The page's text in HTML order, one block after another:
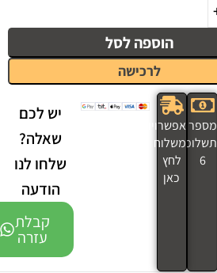
הוספה לסל
לרכישה
מספר
תשלומים
6
אפשרויות
משלוח
לחץ
כאן
יש לכם
שאלה?
שלחו לנו
הודעה
קבלת
עזרה